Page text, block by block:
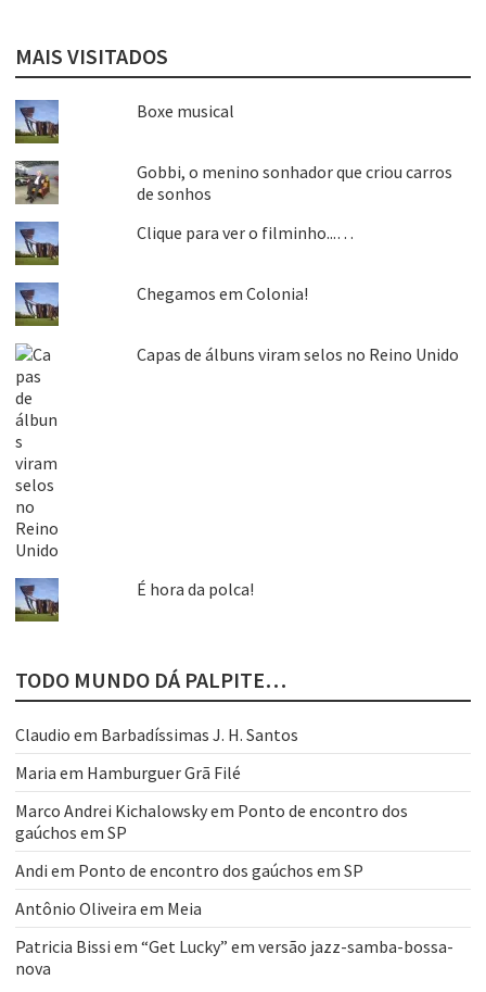
MAIS VISITADOS
Boxe musical
Gobbi, o menino sonhador que criou carros
de sonhos
Clique para ver o filminho...…
Chegamos em Colonia!
Capas de álbuns viram selos no Reino Unido
É hora da polca!
TODO MUNDO DÁ PALPITE…
Claudio em Barbadíssimas J. H. Santos
Maria em Hamburguer Grã Filé
Marco Andrei Kichalowskyem Ponto de encontro dos
gaúchos em SP
Andi em Ponto de encontro dos gaúchos em SP
Antônio Oliveira em Meia
Patricia Bissi em “Get Lucky” em versão jazz-samba-bossa-
nova